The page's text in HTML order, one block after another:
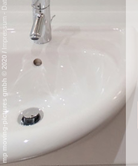
mp moving-pictures gmbh © 2020
/
Impressum
-